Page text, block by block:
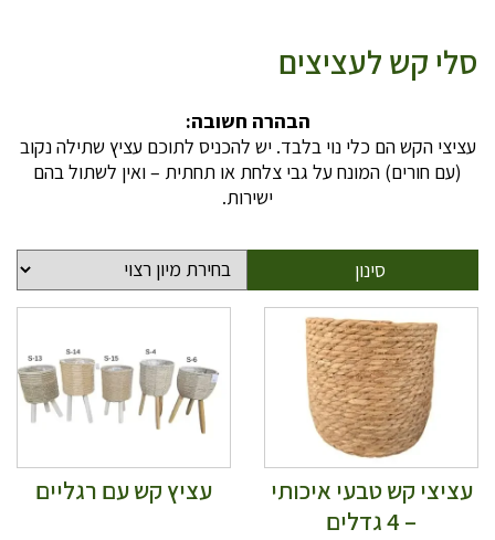
סלי קש לעציצים
הבהרה חשובה:
עציצי הקש הם כלי נוי בלבד. יש להכניס לתוכם עציץ שתילה נקוב
(עם חורים) המונח על גבי צלחת או תחתית – ואין לשתול בהם
ישירות.
סינון
עציצי קש טבעי איכותי
– 4 גדלים
עציץ קש עם רגליים